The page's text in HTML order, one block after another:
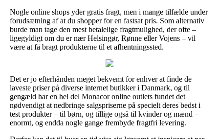
Nogle online shops yder gratis fragt, men i mange tilfælde under
forudsætning af at du shopper for en fastsat pris. Som alternativ
burde man tage den mest betalelige fragtmulighed, der ofte –
ligegyldigt om du er nær Helsingør, Rønne eller Vojens – vil
være at få bragt produkterne til et afhentningssted.
Det er jo efterhånden meget bekvemt for enhver at finde de
laveste priser på diverse internet butikker i Danmark, og til
gengæld har en hel del Monacor online outlets fundet det
nødvendigt at nedbringe salgspriserne på specielt deres bedst i
test produkter – til børn, og tillige også til kvinder og mænd –
enormt, og endda nogle gange frembyde fragtfri levering.